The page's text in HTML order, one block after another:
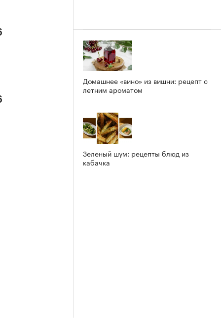
Домашнее «вино» из вишни: рецепт с
летним ароматом
Зеленый шум: рецепты блюд из
кабачка